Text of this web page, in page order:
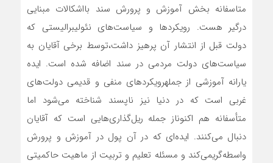
متاسفانه بخش آموزش و پرورش سند بااشکالات مبنایی
درگیر هست. رویکردها و سیاست‌های نئولیبرالیستی که
دولت قبل از انتشار آن پرهیز داشت،توسط برخی آقایان به
سیاست‌های دولت مردمی در سند اضافه شده است. ایده
یارانه آموزشی از جملهرویکردهای منفی و قدیمی دولت‌های
غربی است که در دنیا نیز ناپسند شناخته می‌شود اما
متأسفانه هم اکنوناز جمله ریل‌گذاری‌هایی است که آقایان
دنبال می‌کنند. ایده‌ای که در آن پول در آموزش و پرورش
واسطه‌گریمی‌کند و مسئله تعلیم و تربیت از ماهیت حاکمیتی